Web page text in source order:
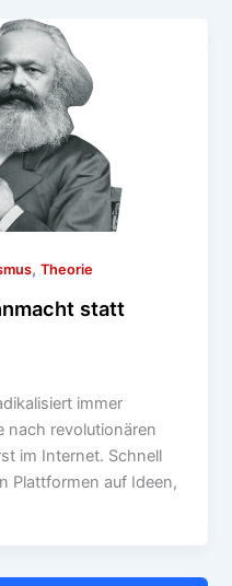
,Theorie
statt
immer
nach revolutionären
im Internet. Schnell
Plattformen auf Ideen,